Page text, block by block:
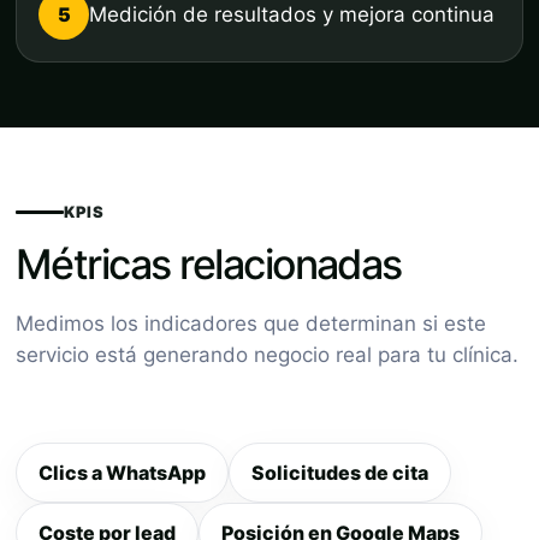
5 Medición de resultados y mejora continua
KPIS
Métricas relacionadas
Medimos los indicadores que determinan si este
servicio está generando negocio real para tu clínica.
Clics a WhatsApp Solicitudes de cita
Coste por lead Posición en Google Maps